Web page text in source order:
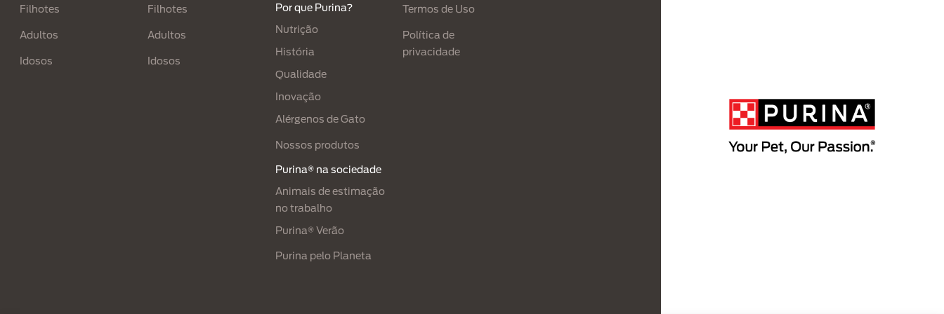
Filhotes
Adultos
Idosos
Filhotes​
Adultos
Idosos
Por que Purina?
Nutrição
História
Qualidade
Inovação
Alérgenos de Gato
Nossos produtos
Purina® na sociedade
Animais de estimação
no trabalho
Purina® Verão
Purina pelo Planeta
Termos de Uso
Política de
privacidade